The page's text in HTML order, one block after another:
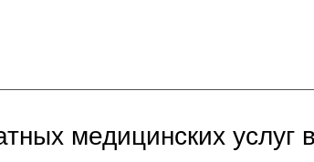
медицинских